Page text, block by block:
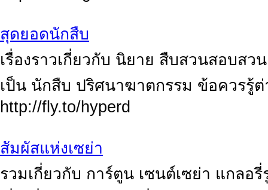
สุดยอดนักสืบ
เรื่องราวเกี่ยวกับ นิยาย สืบสวนสอบส
เป็น นักสืบ ปริศนาฆาตกรรม ข้อควรรู้
http://fly.to/hyperd
สัมผัสแห่งเซย่า
รวมเกี่ยวกับ การ์ตูน เซนต์เซย่า แกลอ